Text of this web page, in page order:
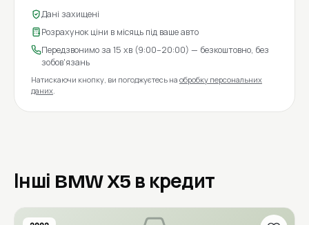
Дані захищені
Розрахунок ціни в місяць під ваше авто
Передзвонимо за 15 хв (9:00–20:00) — безкоштовно, без
зобов'язань
Натискаючи кнопку, ви погоджуєтесь на обробку персональних
даних.
Інші BMW X5 в кредит